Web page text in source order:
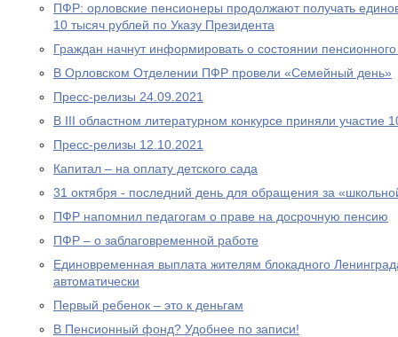
ПФР: орловские пенсионеры продолжают получать
10 тысяч рублей по Указу Президента
Граждан начнут информировать о состоянии
В Орловском Отделении ПФР провели «Семейный день»
Пресс-релизы 24.09.2021
В III областном литературном конкурсе приняли участие
Пресс-релизы 12.10.2021
Капитал – на оплату детского сада
31 октября - последний день для обращения за
ПФР напомнил педагогам о праве на досрочную пенсию
ПФР – о заблаговременной работе
Единовременная выплата жителям блокадного
автоматически
Первый ребенок – это к деньгам
В Пенсионный фонд? Удобнее по записи!